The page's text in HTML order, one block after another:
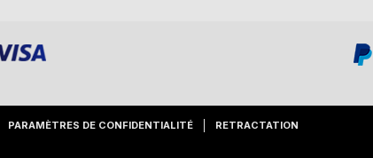
PARAMÈTRES DE CONFIDENTIALITÉ RETRACTATION